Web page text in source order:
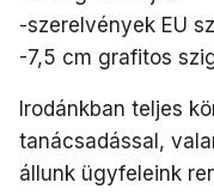
-szerelvények EU
-7,5 cm grafitos
Irodánkban teljes
tanácsadással,
állunk ügyfeleink